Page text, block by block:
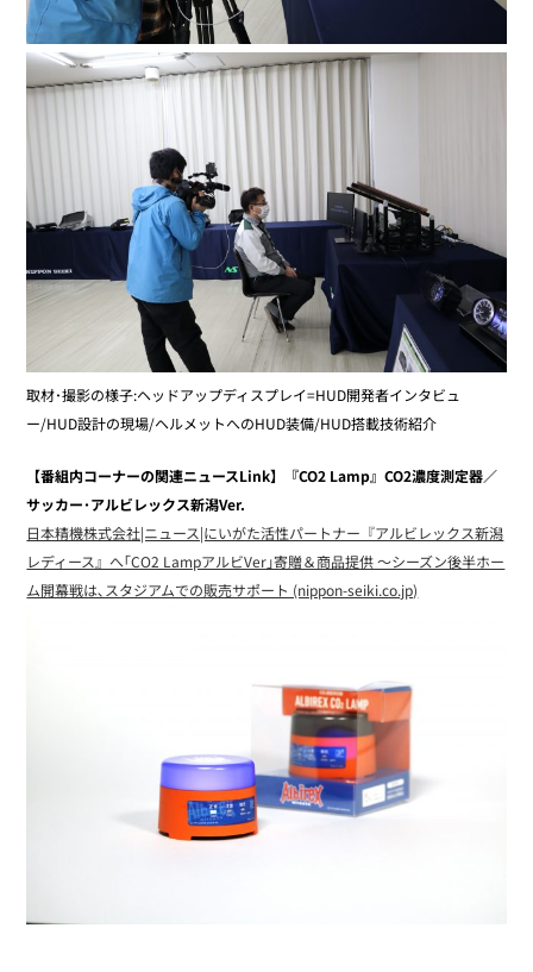
取材･撮影の様子:ヘッドアップディスプレイ=HUD開発者インタビュ
ー/HUD設計の現場/ヘルメットへのHUD装備/HUD搭載技術紹介
【番組内コーナーの関連ニュースLink】『CO2 Lamp』CO2濃度測定器／
サッカー･アルビレックス新潟Ver.
日本精機株式会社|ニュース|にいがた活性パートナー『アルビレックス新潟
レディース』へ｢CO2 LampアルビVer｣寄贈＆商品提供 ～シーズン後半ホー
ム開幕戦は､スタジアムでの販売サポート (nippon-seiki.co.jp)